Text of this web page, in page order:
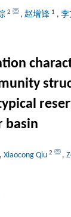
2 , 赵增锋 1 , 李
basin
, Xiaocong Qiu 2 ,